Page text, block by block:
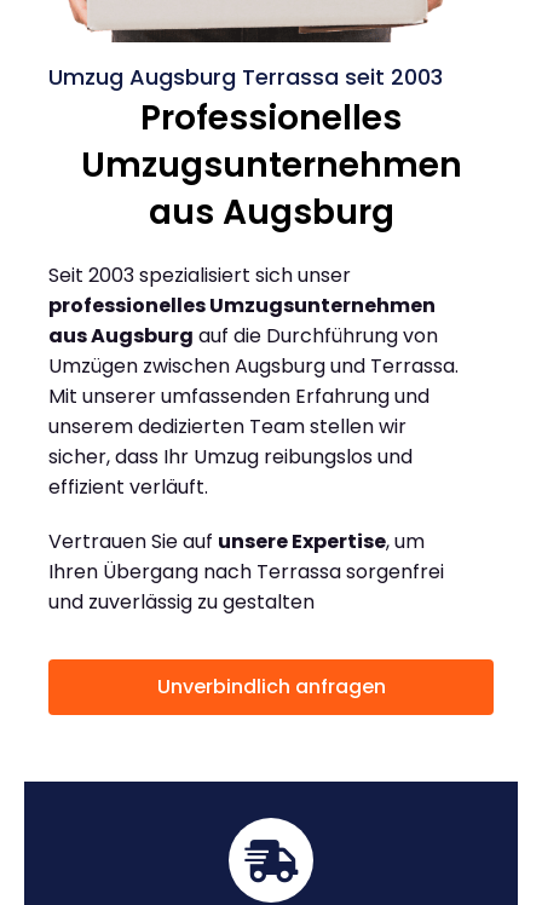
Umzug Augsburg Terrassa seit 2003
Professionelles
Umzugsunternehmen
aus Augsburg
Seit 2003 spezialisiert sich unser
professionelles Umzugsunternehmen
aus Augsburg auf die Durchführung von
Umzügen zwischen Augsburg und Terrassa.
Mit unserer umfassenden Erfahrung und
unserem dedizierten Team stellen wir
sicher, dass Ihr Umzug reibungslos und
effizient verläuft.
Vertrauen Sie auf unsere Expertise, um
Ihren Übergang nach Terrassa sorgenfrei
und zuverlässig zu gestalten
Unverbindlich anfragen